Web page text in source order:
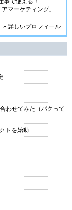
事で使える！
マーケティング」
» 詳しいプロフィール
わせてみた（パクって
トを始動